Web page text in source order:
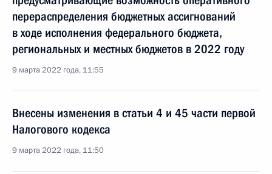
перераспределения бюджетных ассигнований
в ходе исполнения федерального бюджета,
региональных и местных бюджетов в 2022 году
9 марта 2022 года, 11:55
Внесены изменения в статьи 4 и 45 части первой
Налогового кодекса
9 марта 2022 года, 11:50